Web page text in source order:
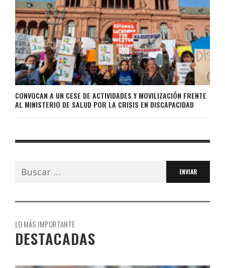
CONVOCAN A UN CESE DE ACTIVIDADES Y MOVILIZACIÓN FRENTE
AL MINISTERIO DE SALUD POR LA CRISIS EN DISCAPACIDAD
Buscar:
LO MÁS IMPORTANTE
DESTACADAS